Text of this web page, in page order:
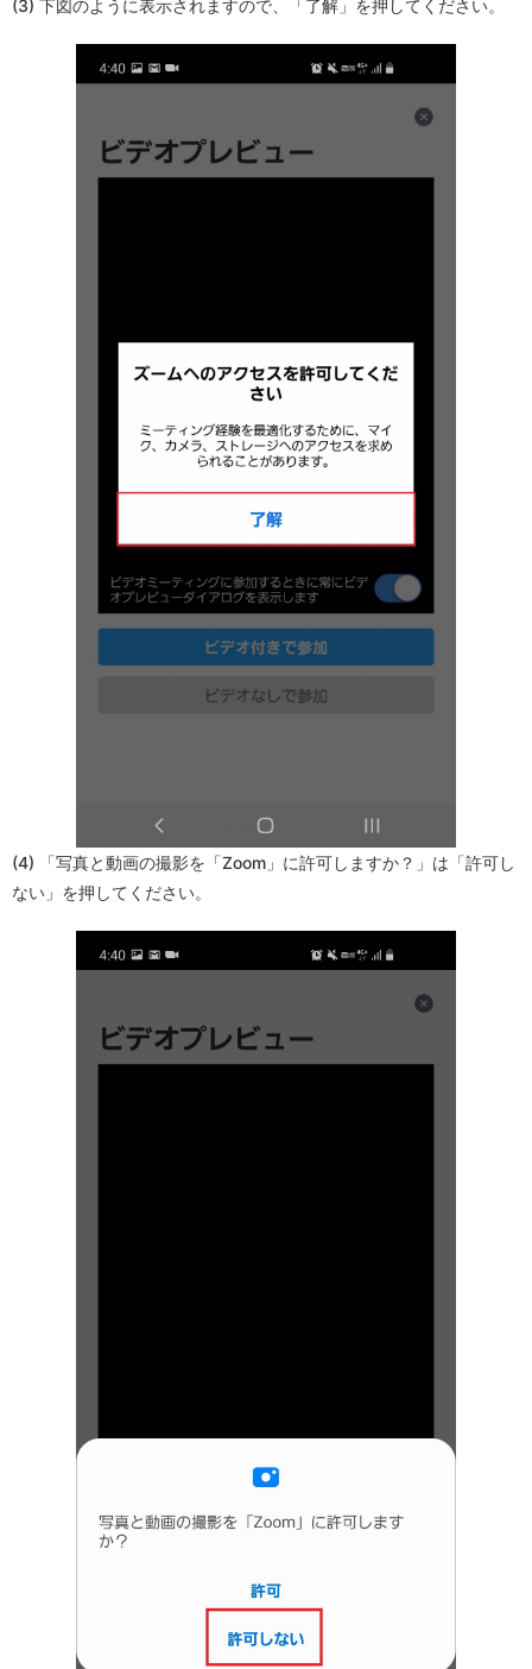
(3) 下図のように表示されますので、「了解」を押してください。
(4) 「写真と動画の撮影を「Zoom」に許可しますか？」は「許可し
ない」を押してください。